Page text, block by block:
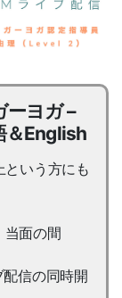
ーヨガ –
＆English
という方にも
当面の間
信の同時開